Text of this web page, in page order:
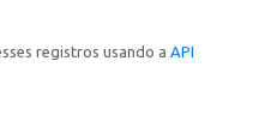
registros usando a API